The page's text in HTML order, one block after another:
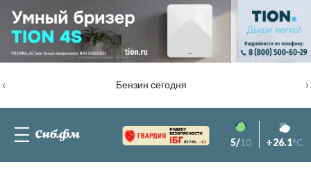
Бензин сегодня
‹ ›
82.76% -1.2 5/10 +26.1°C